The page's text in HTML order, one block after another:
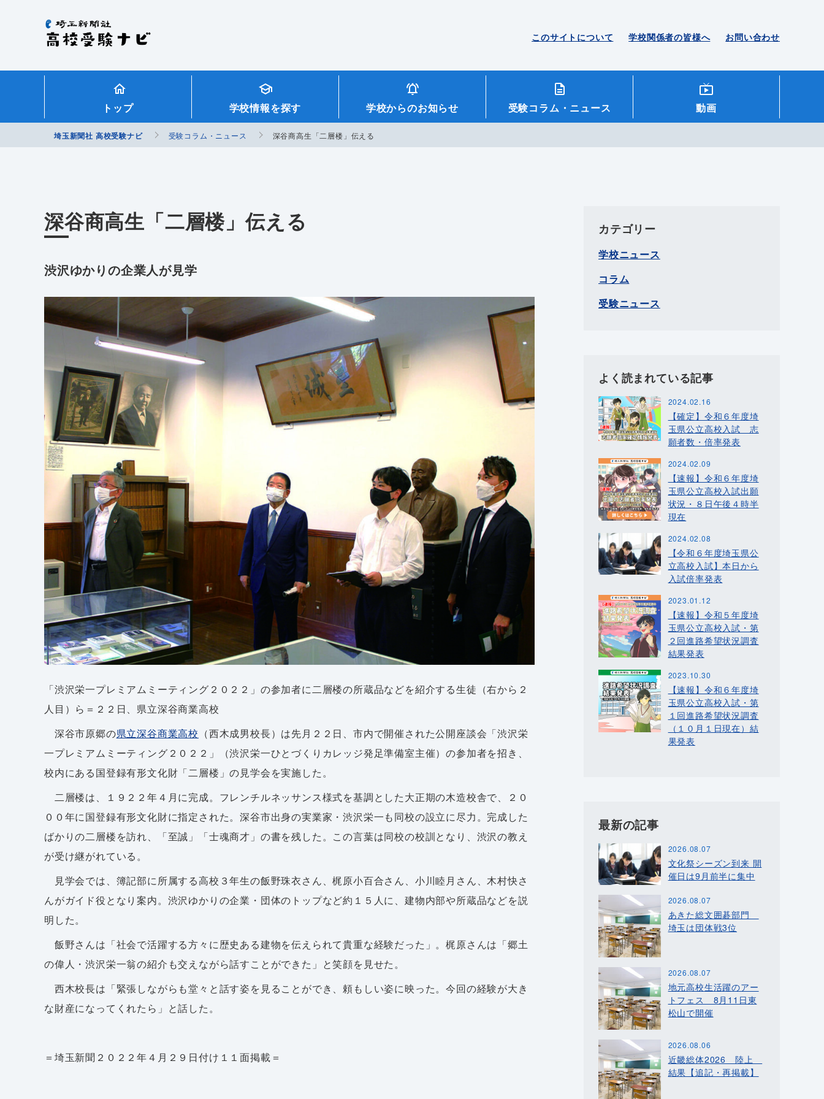
このサイトについて 学校関係者の皆様へ お問い合わせ
トップ 学校情報を探す 学校からのお知らせ 受験コラム ・ニュース 動画
埼玉新聞社 高校受験ナビ 受験コラム・ニュース 深谷商高生「二層楼」伝える
深谷商高生「二層楼」伝える
渋沢ゆかりの企業人が見学
「渋沢栄一プレミアムミーティング２０２２」の参加者に二層楼の所蔵品などを紹介する生徒（右から２
人目）ら＝２２日、県立深谷商業高校
深谷市原郷の県立深谷商業高校 （西木成男校長）は先月２２日、市内で開催された公開座談会「渋沢栄
一プレミアムミーティング２０２２」（渋沢栄一ひとづくりカレッジ発足準備室主催）の参加者を招き、
校内にある国登録有形文化財「二層楼」の見学会を実施した。
二層楼は、１９２２年４月に完成。フレンチルネッサンス様式を基調とした大正期の木造校舎で、２０
００年に国登録有形文化財に指定された。深谷市出身の実業家・渋沢栄一も同校の設立に尽力。完成した
ばかりの二層楼を訪れ、「至誠」「士魂商才」の書を残した。この言葉は同校の校訓となり、渋沢の教え
が受け継がれている。
見学会では、簿記部に所属する高校３年生の飯野珠衣さん、梶原小百合さん、小川睦月さん、木村快さ
んがガイド役となり案内。渋沢ゆかりの企業・団体のトップなど約１５人に、建物内部や所蔵品などを説
明した。
飯野さんは「社会で活躍する方々に歴史ある建物を伝えられて貴重な経験だった」。梶原さんは「郷土
の偉人・渋沢栄一翁の紹介も交えながら話すことができた」と笑顔を見せた。
西木校長は「緊張しながらも堂々と話す姿を見ることができ、頼もしい姿に映った。今回の経験が大き
な財産になってくれたら」と話した。
＝埼玉新聞２０２２年４月２９日付け１１面掲載＝
カテゴリー
学校ニュース
コラム
受験ニュース
よく読まれている記事
2024.02.16
【確定】令和６年度埼
玉県公立高校入試 志
願者数・倍率発表
2024.02.09
【速報】令和６年度埼
玉県公立高校入試出願
状況・８日午後４時半
現在
2024.02.08
【令和６年度埼玉県公
立高校入試】本日から
入試倍率発表
2023.01.12
【速報】令和５年度埼
玉県公立高校入試・第
２回進路希望状況調査
結果発表
2023.10.30
【速報】令和６年度埼
玉県公立高校入試・第
１回進路希望状況調査
（１０月１日現在）結
果発表
最新の記事
2026.08.07
文化祭シーズン到来 開
催日は9月前半に集中
2026.08.07
あきた総文囲碁部門
埼玉は団体戦3位
2026.08.07
地元高校生活躍のアー
トフェス 8月11日東
松山で開催
2026.08.06
近畿総体2026 陸上
結果【追記・再掲載】